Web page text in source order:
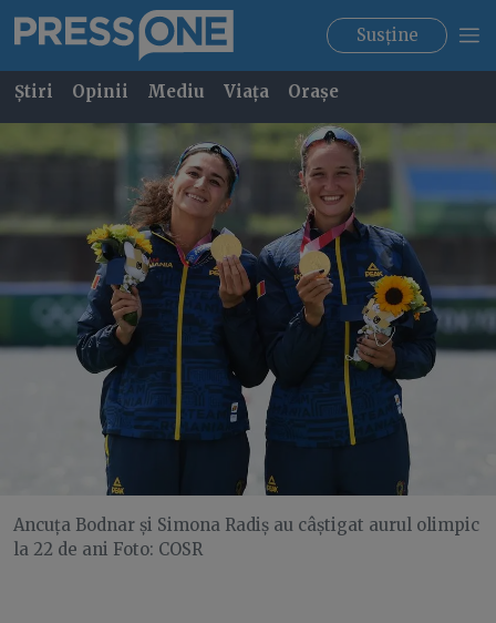
Susține
Știri Opinii Mediu Viața Orașe
Ancuța Bodnar și Simona Radiș au câștigat aurul olimpic
la 22 de ani Foto: COSR